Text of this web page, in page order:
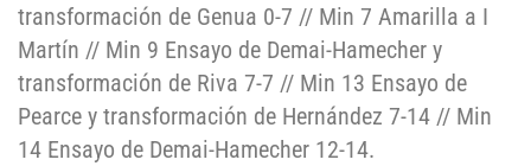
transformación de Genua 0-7 // Min 7 Amarilla a I
Martín // Min 9 Ensayo de Demai-Hamecher y
transformación de Riva 7-7 // Min 13 Ensayo de
Pearce y transformación de Hernández 7-14 // Min
14 Ensayo de Demai-Hamecher 12-14.